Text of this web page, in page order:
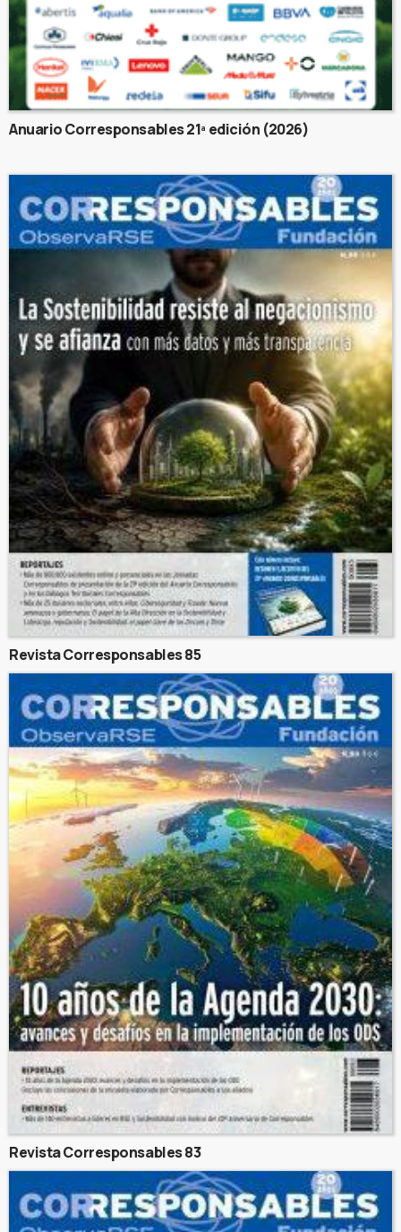
Anuario Corresponsables 21ª edición (2026)
Revista Corresponsables 85
Revista Corresponsables 83